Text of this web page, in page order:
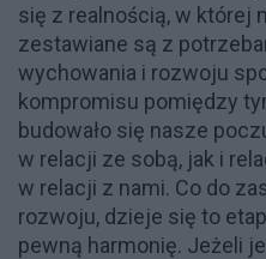
się z realnością, w której
zestawiane są z
wychowania i rozwoju
kompromisu pomiędzy
budowało się nasze
w relacji ze sobą, jak i
w relacji z nami. Co do
rozwoju, dzieje się to
pewną harmonię. Jeżeli